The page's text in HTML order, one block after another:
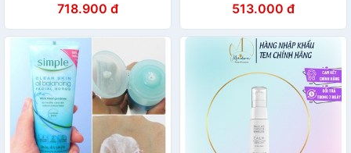
nhạy cảm 30ml
718.900 đ
Chính Hãng]513.000 đ